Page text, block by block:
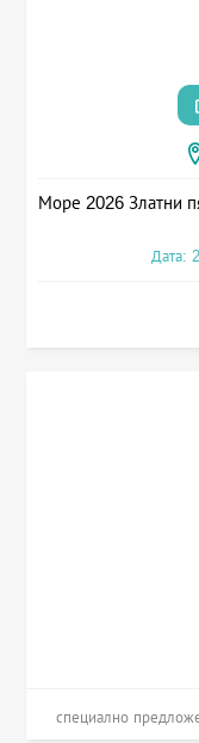
Море 2026 Златни
Дата:
специално